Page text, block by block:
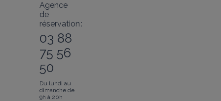
Agence
de
réservation :
03 88
75 56
50
Du lundi au
dimanche de
9h à 20h